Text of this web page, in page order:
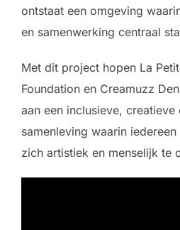
ontstaat een omgeving
en samenwerking centraal
Met dit project hopen La
Foundation en Creamuzz
aan een inclusieve, creatieve
samenleving waarin
zich artistiek en menselijk te